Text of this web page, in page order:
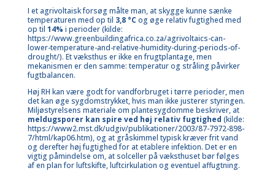
I et agrivoltaisk forsøg målte man, at skygge kunne sænke
temperaturen med op til 3,8 °Cog øge relativ fugtighed med
op til 14% i perioder (kilde:
https://www.greenbuildingafrica.co.za/agrivoltaics-can-
lower-temperature-and-relative-humidity-during-periods-of-
drought/). Et væksthus er ikke en frugtplantage, men
mekanismen er den samme: temperatur og stråling påvirker
fugtbalancen.
Høj RH kan være godt for vandforbruget i tørre perioder, men
det kan øge sygdomstrykket, hvis man ikke justerer styringen.
Miljøstyrelsens materiale om plantesygdomme beskriver, at
meldugsporer kan spire ved høj relativ fugtighed (kilde:
https://www2.mst.dk/udgiv/publikationer/2003/87-7972-898-
7/html/kap06.htm), og at gråskimmel typisk kræver frit vand
og derefter høj fugtighed for at etablere infektion. Det er en
vigtig påmindelse om, at solceller på væksthuset bør følges
af en plan for luftskifte, luftcirkulation og eventuel affugtning.